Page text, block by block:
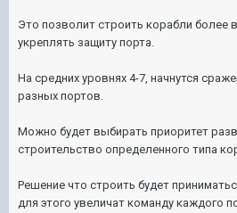
Это позволит строить корабли более
укреплять защиту порта.
На средних уровнях 4-7, начнутся
разных портов.
Можно будет выбирать приоритет
строительство определенного типа
Решение что строить будет
для этого увеличат команду каждого